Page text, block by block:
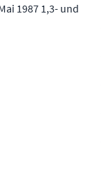
1987 1,3- und